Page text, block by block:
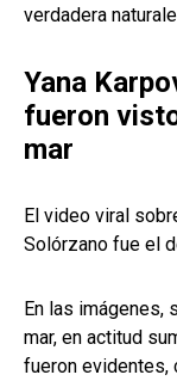
verdadera
Yana
fueron
mar
El video viral
Solórzano fue el
En las imágenes,
mar, en actitud
fueron evidentes,